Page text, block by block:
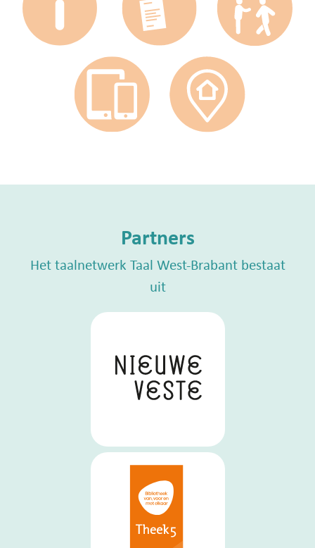
Partners
Het taalnetwerk Taal West-Brabant bestaat
uit